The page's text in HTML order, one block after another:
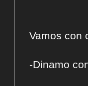
Vamos con
-Dinamo